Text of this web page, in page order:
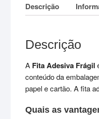
Descrição
Descrição
A Fita Adesiva Frágil
conteúdo da
papel e cartão. A fita
Quais as